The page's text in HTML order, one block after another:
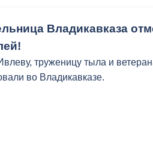
Владикавказа
труженицу тыла и
во Владикавказе.